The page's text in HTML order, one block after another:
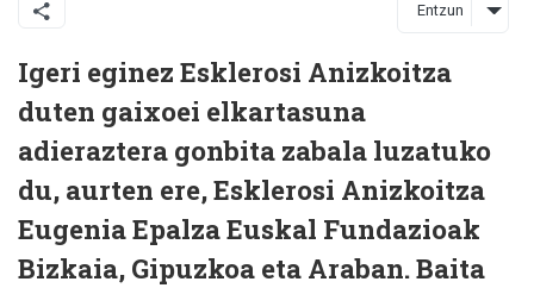
Entzun
Igeri eginez Esklerosi Anizkoitza
duten gaixoei elkartasuna
adieraztera gonbita zabala luzatuko
du, aurten ere, Esklerosi Anizkoitza
Eugenia Epalza Euskal Fundazioak
Bizkaia, Gipuzkoa eta Araban. Baita